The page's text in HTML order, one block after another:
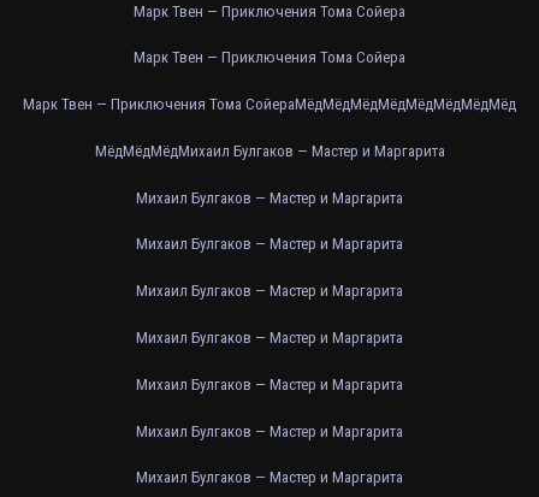
Марк Твен — Приключения Тома Сойера
Марк Твен — Приключения Тома Сойера
Марк Твен — Приключения Тома СойераМёдМёдМёдМёдМёдМёдМёдМёд
МёдМёдМёдМихаил Булгаков — Мастер и Маргарита
Михаил Булгаков — Мастер и Маргарита
Михаил Булгаков — Мастер и Маргарита
Михаил Булгаков — Мастер и Маргарита
Михаил Булгаков — Мастер и Маргарита
Михаил Булгаков — Мастер и Маргарита
Михаил Булгаков — Мастер и Маргарита
Михаил Булгаков — Мастер и Маргарита